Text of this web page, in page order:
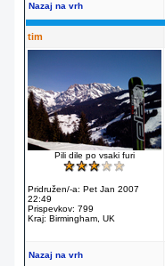
Nazaj na vrh
tim
Pili dile po vsaki furi
Pridružen/-a: Pet Jan 2007
22:49
Prispevkov: 799
Kraj: Birmingham, UK
Nazaj na vrh